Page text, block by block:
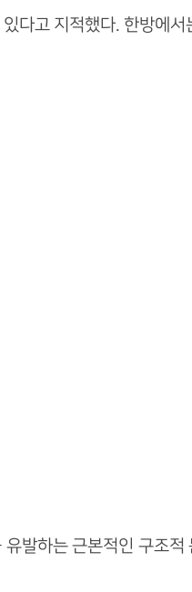
다고 지적했다. 한방에서
발하는 근본적인 구조적